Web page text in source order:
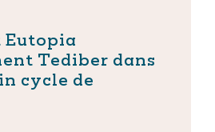
Eutopia
Tediber dans
cycle de